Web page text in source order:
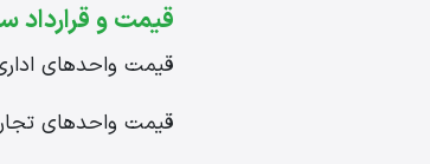
قیمت و قرارداد
قیمت واحدهای
قیمت واحدهای